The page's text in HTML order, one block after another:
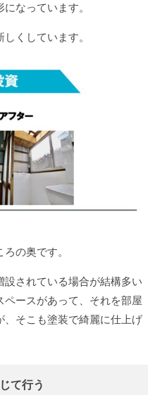
なっています。
くしています。
の奥です。
されている場合が結構多い
ースがあって、それを部屋
、そこも塗装で綺麗に仕上げ
て行う